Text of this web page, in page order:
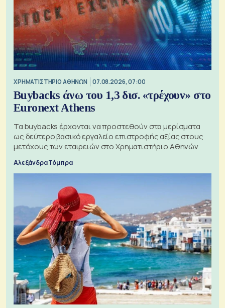
XΡΗΜΑΤΙΣΤΗΡΙΟ ΑΘΗΝΩΝ 07.08.2026, 07:00
Buybacks άνω του 1,3 δισ. «τρέχουν» στο
Euronext Athens
Τα buybacks έρχονται να προστεθούν στα μερίσματα
ως δεύτερο βασικό εργαλείο επιστροφής αξίας στους
μετόχους των εταιρειών στο Χρηματιστήριο Αθηνών
Αλεξάνδρα Τόμπρα